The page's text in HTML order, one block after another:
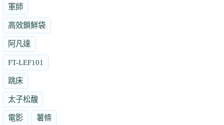
軍師
高效鎖鮮袋
阿凡達
FT-LEF101
跳床
太子松馥
電影 薯條